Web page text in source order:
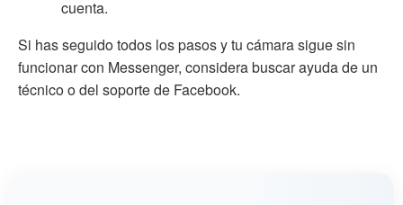
cuenta.
Si has seguido todos los pasos y tu cámara sigue sin
funcionar con Messenger, considera buscar ayuda de un
técnico o del soporte de Facebook.